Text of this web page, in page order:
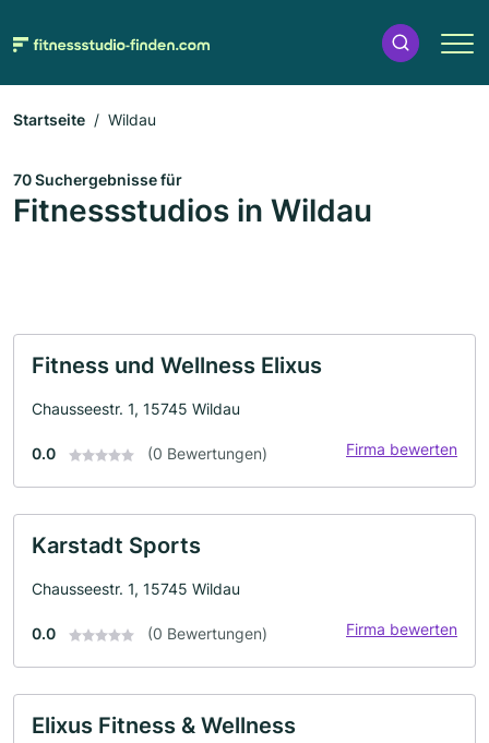
Startseite Wildau
70 Suchergebnisse für
Fitnessstudios in Wildau
Fitness und Wellness Elixus
Chausseestr. 1, 15745 Wildau
0.0 (0 Bewertungen) Firma bewerten
Karstadt Sports
Chausseestr. 1, 15745 Wildau
0.0 (0 Bewertungen) Firma bewerten
Elixus Fitness & Wellness